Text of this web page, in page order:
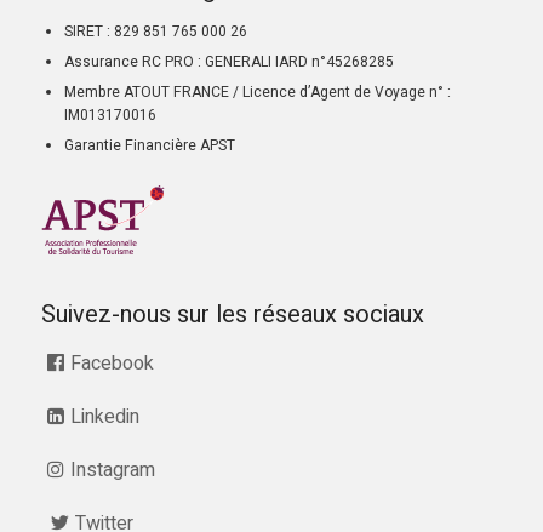
SIRET : 829 851 765 000 26
Assurance RC PRO : GENERALI IARD n°45268285
Membre ATOUT FRANCE / Licence d’Agent de Voyage n° :
IM013170016
Garantie Financière APST
Suivez-nous sur les réseaux sociaux
Facebook
Linkedin
Instagram
Twitter